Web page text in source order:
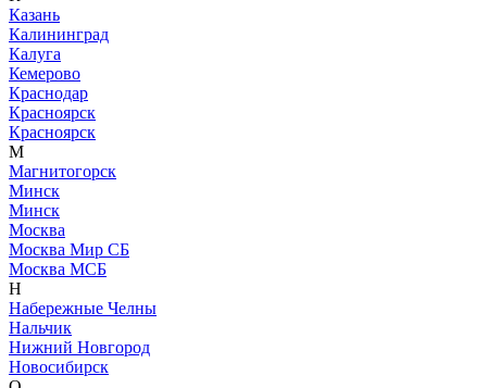
Казань
Калининград
Калуга
Кемерово
Краснодар
Красноярск
Красноярск
М
Магнитогорск
Минск
Минск
Москва
Москва Мир СБ
Москва МСБ
Н
Набережные Челны
Нальчик
Нижний Новгород
Новосибирск